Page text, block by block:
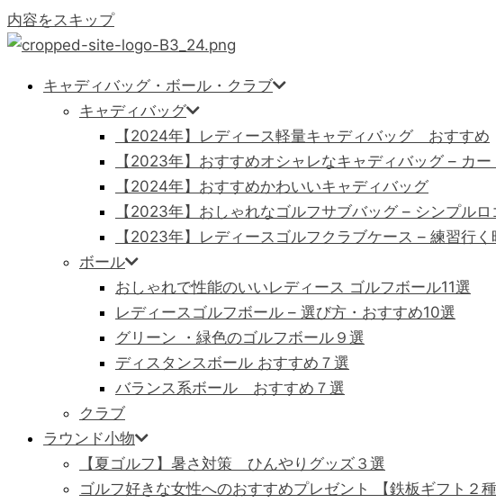
内容をスキップ
キャディバッグ・ボール・クラブ
キャディバッグ
【2024年】レディース軽量キャディバッグ おすすめ
【2023年】おすすめオシャレなキャディバッグ – カー
【2024年】おすすめかわいいキャディバッグ
【2023年】おしゃれなゴルフサブバッグ – シンプル
【2023年】レディースゴルフクラブケース – 練習行く
ボール
おしゃれで性能のいいレディース ゴルフボール11選
レディースゴルフボール – 選び方・おすすめ10選
グリーン ・緑色のゴルフボール９選
ディスタンスボール おすすめ７選
バランス系ボール おすすめ７選
クラブ
ラウンド小物
【夏ゴルフ】暑さ対策 ひんやりグッズ３選
ゴルフ好きな女性へのおすすめプレゼント 【鉄板ギフト２種